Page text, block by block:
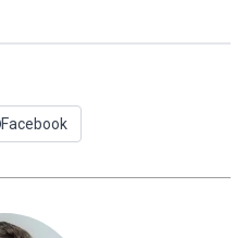
Facebook